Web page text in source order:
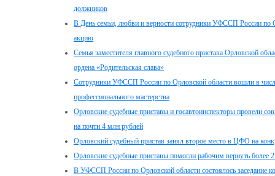
должников
В День семьи, любви и верности сотрудники УФССП России по
акцию
Семья заместителя главного судебного пристава Орловской
ордена «Родительская слава»
Сотрудники УФССП России по Орловской области вошли в
профессионального мастерства
Орловские судебные приставы и госавтоинспекторы провели
на почти 4 млн рублей
Орловский судебный пристав занял второе место в ЦФО на
Орловские судебные приставы помогли рабочим вернуть более
В УФССП России по Орловской области состоялось заседание